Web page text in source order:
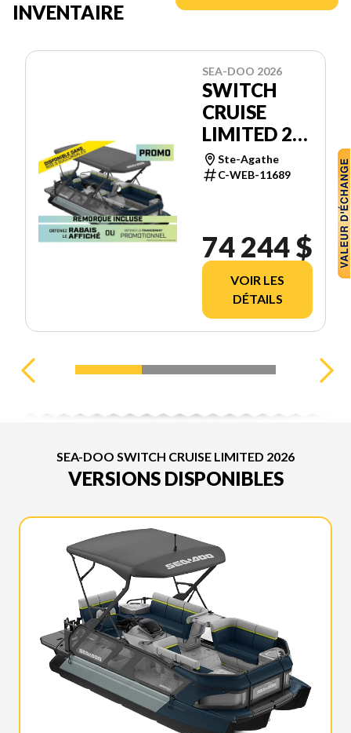
INVENTAIRE
SEA-DOO 2026
SWITCH
CRUISE
LIMITED 21'
300CH
(BIMINI
Ste-Agathe
C-WEB-11689
74 244 $
VOIR LES
DÉTAILS
SEA-DOO SWITCH CRUISE LIMITED 2026
VERSIONS DISPONIBLES